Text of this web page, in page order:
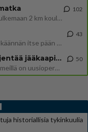
Hesarissa päivitellään lapset joutuu nyt kulkemaan 2 km kouluun jösses. Ruostefillarilla tuo matka menee vaikka miten äk
102
Mutta mies vain tuijottaa, siinä vaiheessa käännän itse pään pois. Mikä juttu? Yleensä jos joku tuijottaa tai katsoo, hä
43
Uusioperheen aikuiset lapset tyhjentää jääkaapin käydessään
Miten selvittäisitte seuraavan ongelman, meillä on uusioperhe, minulla teini-ikäiset lapset ja puolisolla aikuiset, jotk
50
historiallisia tykinkuulia